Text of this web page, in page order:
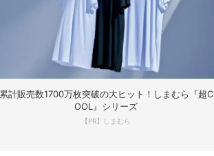
累計販売数1700万枚突破の大ヒット！しまむら『超C
OOL』シリーズ
【PR】しまむら